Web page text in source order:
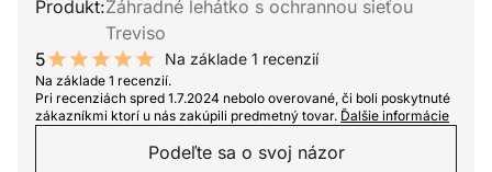
Produkt:Záhradné lehátko s ochrannou sieťou
Treviso
5
10 out of 10 stars
Na základe 1 recenzií
Na základe 1 recenzií.
Pri recenziách spred 1.7.2024 nebolo overované, či boli poskytnuté
zákazníkmi ktorí u nás zakúpili predmetný tovar. Ďalšie informácie
Podeľte sa o svoj názor